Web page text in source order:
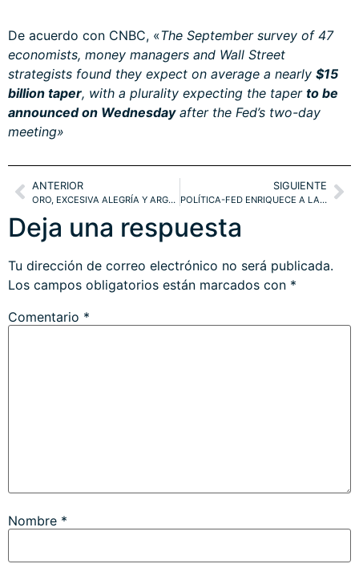
De acuerdo con CNBC, «The September survey of 47
economists, money managers and Wall Street
strategists found they expect on average a nearly $15
billion taper, with a plurality expecting the taper to be
announced on Wednesdayafter the Fed’s two-day
meeting»
ANTERIOR
ORO, EXCESIVA ALEGRÍA Y ARGUMENTOS PARA CAER
SIGUIENTE
POLÍTICA-FED ENRIQUECE A LAS ÉLITES SIN GRAN IMPACTO ECONÓMICO. SP500
Deja una respuesta
Tu dirección de correo electrónico no será publicada.
Los campos obligatorios están marcados con *
Comentario *
Nombre *